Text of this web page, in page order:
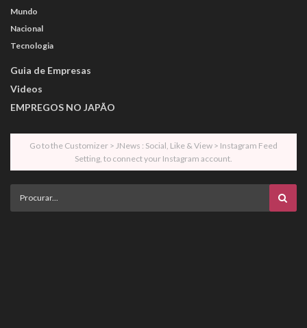
Mundo
Nacional
Tecnologia
Guia de Empresas
Videos
EMPREGOS NO JAPÃO
Go to the Customizer > JNews : Social, Like & View > Instagram Feed
Setting, to connect your Instagram account.